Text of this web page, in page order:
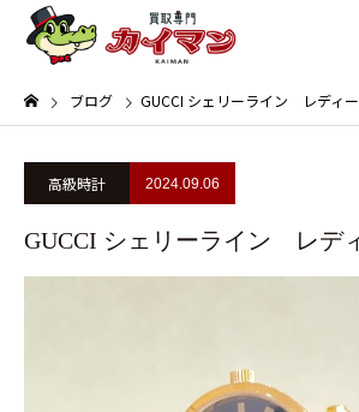
ブログ GUCCI シェリーライン レディ
高級時計 2024.09.06
GUCCI シェリーライン レデ